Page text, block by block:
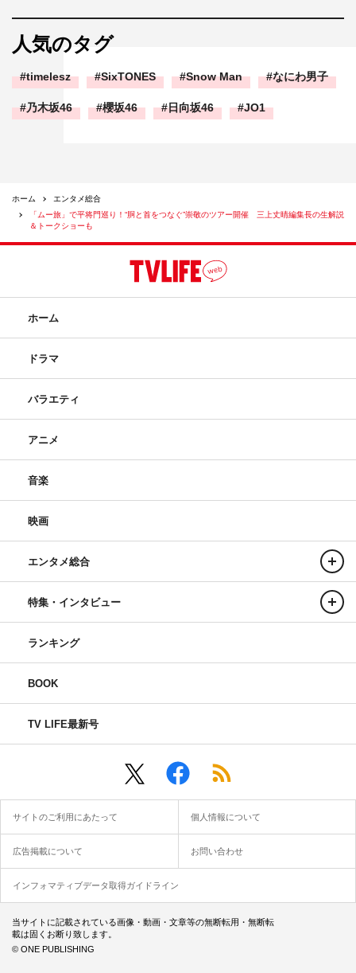
人気のタグ
timelesz SixTONES Snow Man なにわ男子
乃木坂46 櫻坂46 日向坂46 JO1
ホーム
エンタメ総合
「ムー旅」で平将門巡り！“胴と首をつなぐ”崇敬のツアー開催 三上丈晴編集長の生解説
＆トークショーも
ホーム
ドラマ
バラエティ
アニメ
音楽
映画
エンタメ総合
特集・インタビュー
ランキング
BOOK
TV LIFE最新号
サイトのご利用にあたって 個人情報について
広告掲載について お問い合わせ
インフォマティブデータ取得ガイドライン
当サイトに記載されている画像・動画・文章等の無断転用・無断転
載は固くお断り致します。
© ONE PUBLISHING